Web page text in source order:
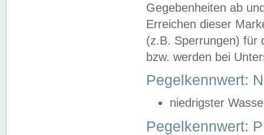
Gegebenheiten ab
Erreichen dieser
(z.B. Sperrungen) für
bzw. werden bei
Pegelkennwert:
niedrigster
Pegelkennwert: